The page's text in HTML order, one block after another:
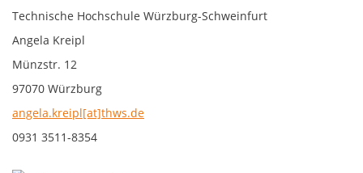
Technische Hochschule Würzburg-Schweinfurt
Angela Kreipl
Münzstr. 12
97070 Würzburg
angela.kreipl[at]thws.de
0931 3511-8354